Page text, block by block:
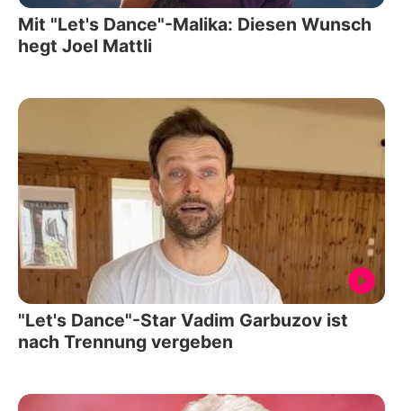
Mit "Let's Dance"-Malika: Diesen Wunsch
hegt Joel Mattli
"Let's Dance"-Star Vadim Garbuzov ist
nach Trennung vergeben